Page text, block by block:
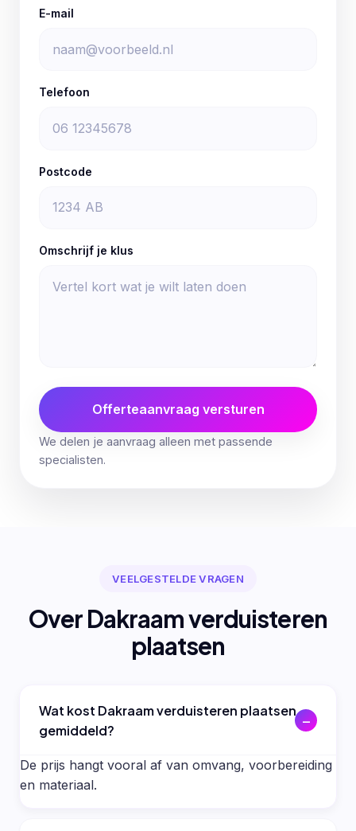
E-mail
Telefoon
Postcode
Omschrijf je klus
Offerteaanvraag versturen
We delen je aanvraag alleen met passende
specialisten.
VEELGESTELDE VRAGEN
Over Dakraam verduisteren
plaatsen
Wat kost Dakraam verduisteren plaatsen
gemiddeld?
De prijs hangt vooral af van omvang, voorbereiding
en materiaal.